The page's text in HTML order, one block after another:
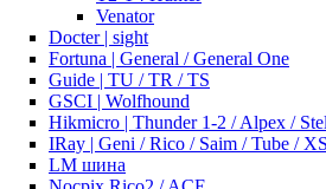
Venator
Docter | sight
Fortuna | General / General One
Guide | TU / TR / TS
GSCI | Wolfhound
Hikmicro | Thunder 1-2 / Alpex /
IRay | Geni / Rico / Saim / Tube /
LM шина